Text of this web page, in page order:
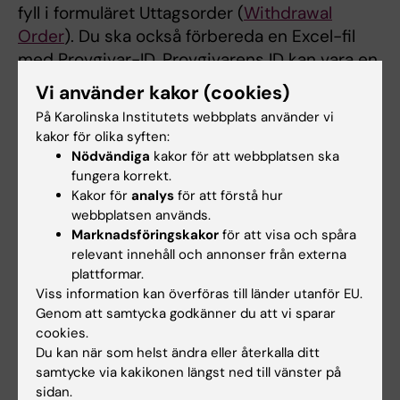
fyll i formuläret Uttagsorder (Withdrawal
Order). Du ska också förbereda en Excel-fil
med Provgivar-ID. Provgivarens ID kan vara en
av två typer, antingen CDK (Customer Donor
Key) eller RID (Referral ID).
Withdrawal Order, med ansvarig forskares
underskrift, ska skickas via e-post till
biobank@ki.se. Du kommer att få
inloggningsuppgifter till en server så att du
kan ladda upp din fil med provgivar-ID.
Om dina prover ska skickas för analys måste
du ha ett materialöverföringsavtal (MTA), se
ovan under Avtal.
Uttag från LifeGene eller EpiHealth
Vi använder kakor (cookies)
På Karolinska Institutets webbplats använder vi
kakor för olika syften:
Nödvändiga kakor för att webbplatsen ska
fungera korrekt.
Kakor för analys för att förstå hur
webbplatsen används.
Marknadsföringskakor för att visa och spåra
relevant innehåll och annonser från externa
plattformar.
Viss information kan överföras till länder utanför EU.
Genom att samtycka godkänner du att vi sparar
cookies.
Du kan när som helst ändra eller återkalla ditt
samtycke via kakikonen längst ned till vänster på
sidan.